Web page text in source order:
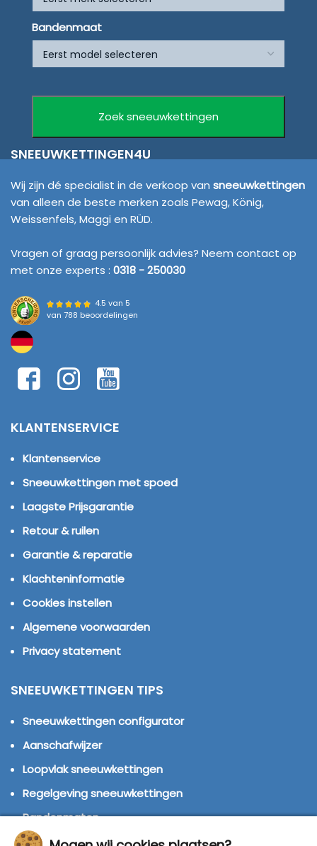
Bandenmaat
SNEEUWKETTINGEN4U
Wij zijn dé specialist in de verkoop van sneeuwkettingen
van alleen de beste merken zoals Pewag, König,
Weissenfels, Maggi en RÜD.
Vragen of graag persoonlijk advies? Neem contact op
met onze experts : 0318 - 250030
4.5 van 5
van 788 beoordelingen
KLANTENSERVICE
Klantenservice
Sneeuwkettingen met spoed
Laagste Prijsgarantie
Retour & ruilen
Garantie & reparatie
Klachteninformatie
Cookies instellen
Algemene voorwaarden
Privacy statement
SNEEUWKETTINGEN TIPS
Sneeuwkettingen configurator
Aanschafwijzer
Loopvlak sneeuwkettingen
Regelgeving sneeuwkettingen
Bandenmaten
Montage handleidingen